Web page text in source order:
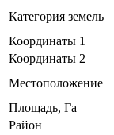
Категория земель
Координаты 1
Координаты 2
Местоположение
Площадь, Га
Район